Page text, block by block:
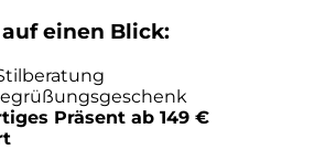
einen Blick:
Präsent ab 149 €